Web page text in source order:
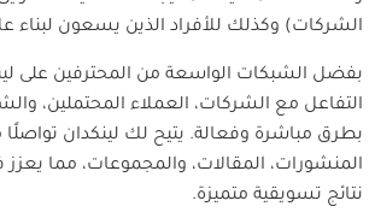
الشركات) وكذلك للأفراد الذين يسعون لبناء
بفضل الشبكات الواسعة من المحترفين على
التفاعل مع الشركات، العملاء المحتملين،
بطرق مباشرة وفعالة. يتيح لك لينكدان تواصلًا
المنشورات، المقالات، والمجموعات، مما
نتائج تسويقية متميزة.